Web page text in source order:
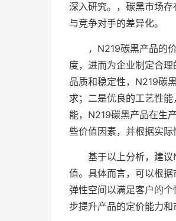
深入研究。，碳黑市场
与竞争对手的差异化。
，N219碳黑产品的
度，进而为企业制定合
品质和稳定性，N219碳
求；二是优良的工艺性
能，N219碳黑产品在生
些价值因素，并根据实际
基于以上分析，建
值。具体而言，可以根
弹性空间以满足客户的
步提升产品的定价能力和